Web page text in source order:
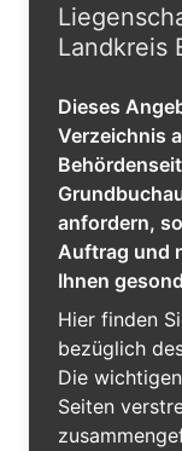
Landkreis
Dieses
Verzeichnis
anfordern,
Auftrag und
Ihnen
Hier finden
bezüglich
Die
Seiten